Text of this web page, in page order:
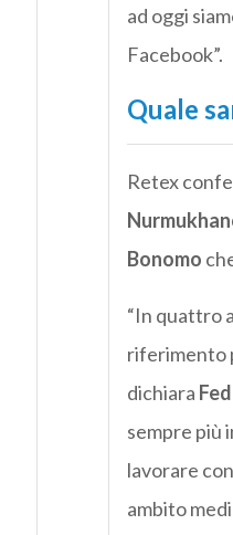
ad oggi
Facebook”.
Quale
Retex
Bonomo
“In quattro
riferimento
dichiara
sempre più
lavorare
ambito